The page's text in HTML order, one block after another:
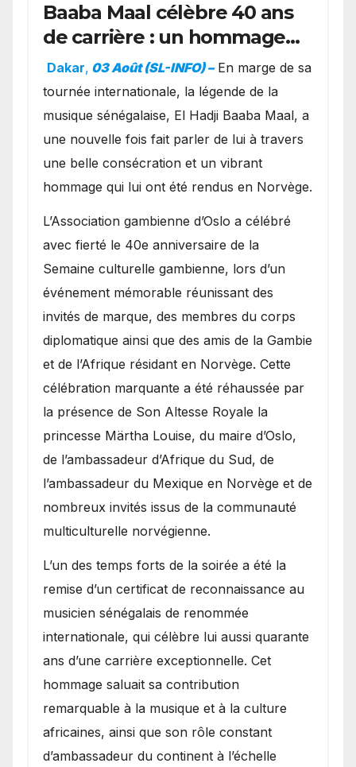
Baaba Maal célèbre 40 ans
de carrière : un hommage
exceptionnel à Oslo en
présence de la famille
royale.
Dakar, 03 Août (SL-INFO) – ​En marge de sa
tournée internationale, la légende de la
musique sénégalaise, El Hadji Baaba Maal, a
une nouvelle fois fait parler de lui à travers
une belle consécration et un vibrant
hommage qui lui ont été rendus en Norvège.
​L’Association gambienne d’Oslo a célébré
avec fierté le 40e anniversaire de la
Semaine culturelle gambienne, lors d’un
événement mémorable réunissant des
invités de marque, des membres du corps
diplomatique ainsi que des amis de la Gambie
et de l’Afrique résidant en Norvège. Cette
célébration marquante a été réhaussée par
la présence de Son Altesse Royale la
princesse Märtha Louise, du maire d’Oslo,
de l’ambassadeur d’Afrique du Sud, de
l’ambassadeur du Mexique en Norvège et de
nombreux invités issus de la communauté
multiculturelle norvégienne.
​L’un des temps forts de la soirée a été la
remise d’un certificat de reconnaissance au
musicien sénégalais de renommée
internationale, qui célèbre lui aussi quarante
ans d’une carrière exceptionnelle. Cet
hommage saluait sa contribution
remarquable à la musique et à la culture
africaines, ainsi que son rôle constant
d’ambassadeur du continent à l’échelle